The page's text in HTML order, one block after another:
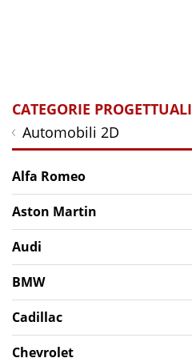
CATEGORIE PROGETTUALI
Automobili 2D
Alfa Romeo
Aston Martin
Audi
BMW
Cadillac
Chevrolet